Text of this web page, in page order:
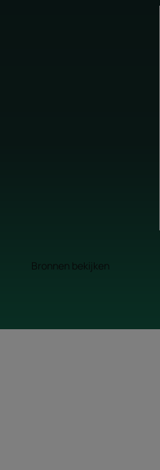
Bronnen bekijken